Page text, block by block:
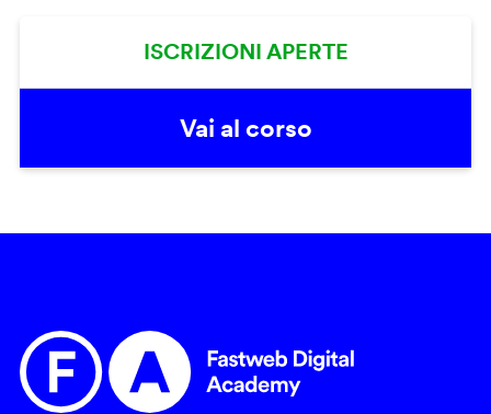
ISCRIZIONI APERTE
Vai al corso